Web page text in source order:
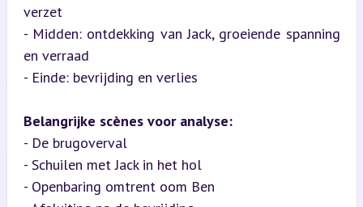
verzet
- Midden: ontdekking van Jack, groeiende spanning
en verraad
- Einde: bevrijding en verlies
Belangrijke scènes voor analyse:
- De brugoverval
- Schuilen met Jack in het hol
- Openbaring omtrent oom Ben